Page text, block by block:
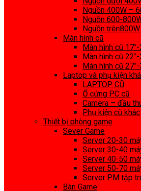
Nguồn 400W –
Nguồn 600-
Nguồn
Màn hình cũ
Màn hình cũ 17″-
Màn hình cũ 22″-
Màn hình cũ 27″-
Laptop và phụ kiện
LAPTOP CŨ
Ổ cứng PC cũ
Camera – đầu
Phụ kiện cũ khác
Thiết bị phòng game
Sever Game
Server 20-30
Server 30-40
Server 40-50
Server 50-70
Server PM tập
Bàn Game